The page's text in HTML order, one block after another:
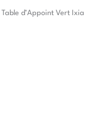
Table d’Appoint Vert Ixia